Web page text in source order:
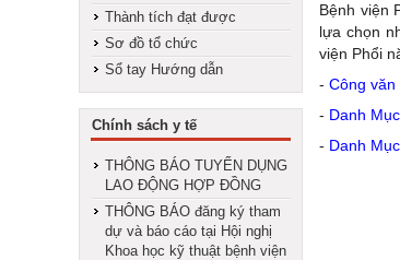
Thành tích đạt được
Sơ đồ tổ chức
Sổ tay Hướng dẫn
Chính sách y tế
THÔNG BÁO TUYỂN DỤNG
LAO ĐỘNG HỢP ĐỒNG
THÔNG BÁO đăng ký tham
dự và báo cáo tại Hội nghị
Khoa học kỹ thuật bệnh viện
Bệnh viện
lựa chọn
viện Phổi
- Công văn
- Danh
- Danh